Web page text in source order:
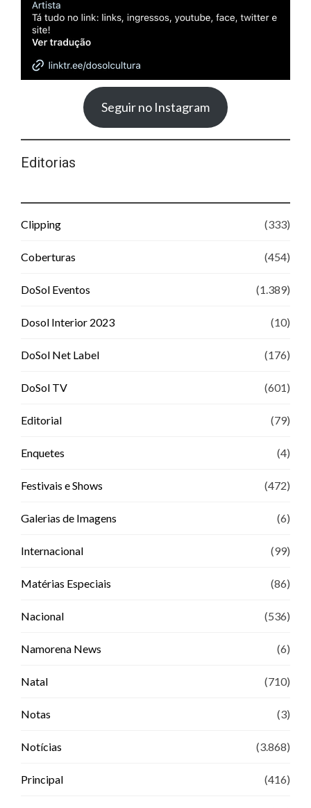
Seguir no Instagram
Editorias
Clipping (333)
Coberturas (454)
DoSol Eventos (1.389)
Dosol Interior 2023 (10)
DoSol Net Label (176)
DoSol TV (601)
Editorial (79)
Enquetes (4)
Festivais e Shows (472)
Galerias de Imagens (6)
Internacional (99)
Matérias Especiais (86)
Nacional (536)
Namorena News (6)
Natal (710)
Notas (3)
Notícias (3.868)
Principal (416)